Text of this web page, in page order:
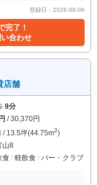
登録日：2026-08-06
完了！
合わせ
店舗
9分
/ 30,370円
/ 13.5坪(44.75m2)
山8
食 軽飲食 バー・クラブ